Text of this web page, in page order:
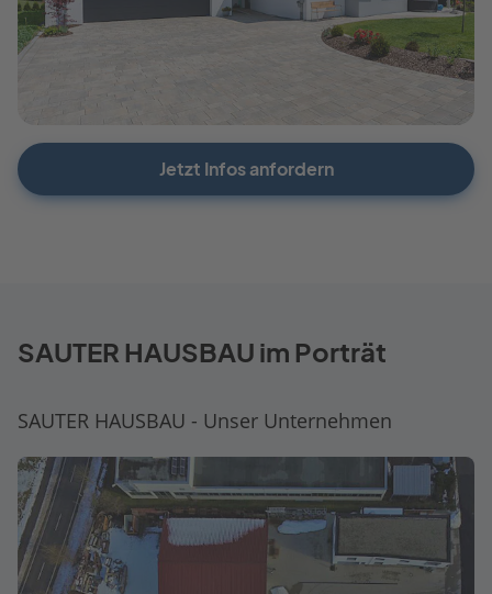
Jetzt Infos anfordern
SAUTER HAUSBAU im Porträt
SAUTER HAUSBAU - Unser Unternehmen